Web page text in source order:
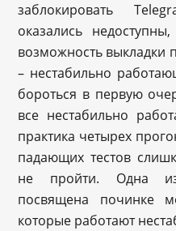
заблокировать
оказались
возможность выкладки
– нестабильно
бороться в первую
все нестабильно
практика четырех
падающих тестов
не пройти. Одна из
посвящена починке
которые работают